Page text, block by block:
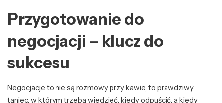
Przygotowanie do
negocjacji – klucz do
sukcesu
Negocjacje to nie są rozmowy przy kawie, to prawdziwy
taniec, w którym trzeba wiedzieć, kiedy odpuścić, a kiedy